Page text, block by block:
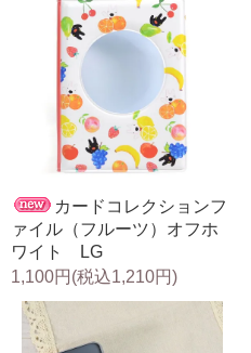
カードコレクションフ
ァイル（フルーツ）オフホ
ワイト LG
1,100円(税込1,210円)